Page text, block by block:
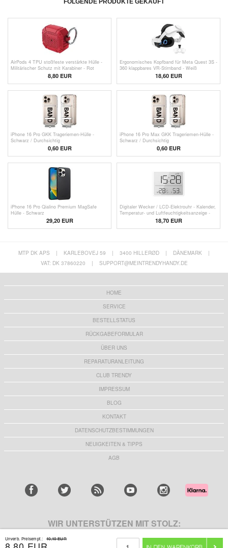
FOLGENDE PRODUKTE GEKAUFT
AirPods 4 TPU stoßfeste verstärkte Hülle -
Militärischer Schutz mit Karabiner - Rot
8,80 EUR
Ergonomisches Kopfband für Meta Quest 3S -
360 klappbares VR-Stirnband - Weiß
18,60EUR
iPhone 16 Pro GKK Trageriemen-Hülle -
Schwarz / Durchsichtig
0,60EUR
iPhone 16 Pro Max GKK Trageriemen-Hülle -
Schwarz / Durchsichtig
0,60EUR
iPhone 16 Pro Qialino Premium MagSafe
Hülle - Schwarz
29,20 EUR
Digitaler Wecker / LCD-Elektrouhr - Kalender,
Temperatur- und Luftfeuchtigkeitsanzeige -
18,70 EUR
Unverb. Preisempf.: 10,10 EUR
MTP DK APS | KARLEBOVEJ 59 | 3400 HILLERØD | DÄNEMARK
|
VAT: DK 37860220
| SUPPORT@MEINTRENDYHANDY.DE
HOME
SERVICE
BESTELLSTATUS
RÜCKGABEFORMULAR
ÜBER UNS
REPARATURANLEITUNG
CLUB TRENDY
IMPRESSUM
BLOG
KONTAKT
DATENSCHUTZBESTIMMUNGEN
NEUIGKEITEN & TIPPS
AGB
WIR UNTERSTÜTZEN MIT STOLZ: